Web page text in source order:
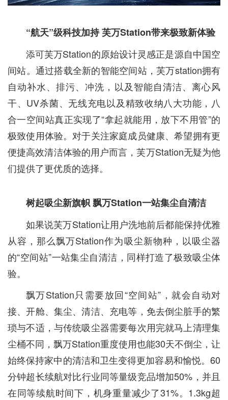
“航天”级科技加持 芙万Station带来极致新体验
添可芙万Station的原始设计灵感正是源自中国空
间站。通过搭载全新的智能空间站，芙万station拥有
自动补水、排污、冲洗，以及智能自清洁、离心风
干、UV杀菌、无线充电以及精致收纳八大功能，八
合一空间站真正实现了“拿起就能用，放下不用管”的
极致使用体验。对于关注家庭成员健康、希望拥有更
便捷高效清洁体验的用户而言，芙万Station无疑为他
们提供了更优质的选择。
树起吸尘新旗帜 飘万Station一站集尘自清洁
如果说芙万Station让用户洗地前后都能保持优雅
从容，那么飘万Station作为吸尘新物种，以吸尘器
的“空间站”一站集尘自清洁，同样打造了极致吸尘体
验。
飘万Station只需要放回“空间站”，就会自动对
接、开舱、集尘、清洁、充电等，免去倒尘脏手的繁
琐与不适，与传统吸尘器需要每次用完就马上清理集
尘桶不同，飘万Station重度使用也能30天不倒尘，让
始终保持家中的清洁和卫生变得更加容易和愉悦。60
分钟超长续航对比行业同等量级竞品增加50%，并且
在同等续航时间下，机身重量减少了31%。1.3kg超